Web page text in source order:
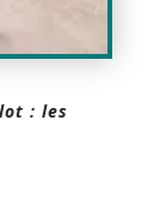
: les